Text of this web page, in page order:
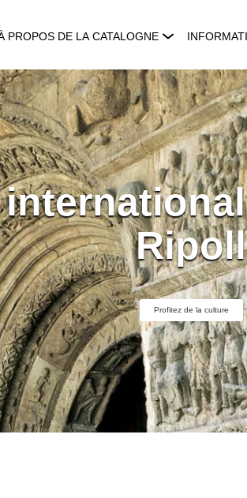
PROPOS DE LA CATALOGNE
Ripoll
Profitez de la culture